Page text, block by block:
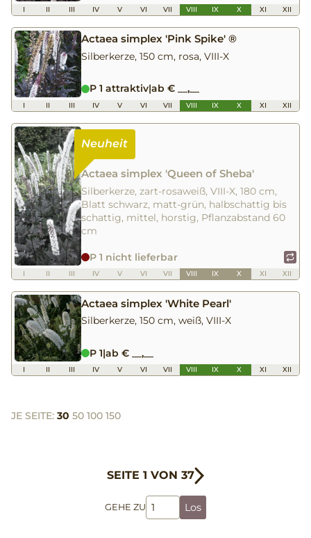
I II III IV V VI VII VIII IX X XI XII
Actaea simplex 'Pink Spike' ®
Silberkerze, 150 cm, rosa, VIII-X
P 1 attraktiv|ab € __,__
I II III IV V VI VII VIII IX X XI XII
Actaea simplex 'Queen of Sheba'
Silberkerze, zart-rosaweiß, VIII-X, 180 cm,
Blatt schwarz, matt-grün, halbschattig bis
schattig, mittel, horstig, Pflanzabstand 60
cm
P 1 nicht lieferbar
I II III IV V VI VII VIII IX X XI XII
Actaea simplex 'White Pearl'
Silberkerze, 150 cm, weiß, VIII-X
P 1|ab € __,__
I II III IV V VI VII VIII IX X XI XII
JE SEITE: 30 50 100 150
SEITE 1 VON 37
GEHE ZU Los